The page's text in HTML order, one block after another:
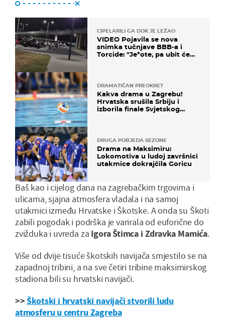
CIPELARILI GA DOK JE LEŽAO
VIDEO Pojavila se nova
snimka tučnjave BBB-a i
Torcide: "Je*ote, pa ubit će
DRAMATIČAN PREOKRET
Kakva drama u Zagrebu!
Hrvatska srušila Srbiju i
izborila finale Svjetskog
DRUGA POBJEDA SEZONE
Drama na Maksimiru:
Lokomotiva u ludoj završnici
utakmice dokrajčila Goricu
Baš kao i cijelog dana na zagrebačkim trgovima i
ulicama, sjajna atmosfera vladala i na samoj
utakmici između Hrvatske i Škotske. A onda su Škoti
zabili pogodak i podrška je varirala od euforične do
zvižduka i uvreda za Igora Štimca i Zdravka Mamića.
Više od dvije tisuće škotskih navijača smjestilo se na
zapadnoj tribini, a na sve četiri tribine maksimirskog
stadiona bili su hrvatski navijači.
>>Škotski i hrvatski navijači stvorili ludu
atmosferu u centru Zagreba